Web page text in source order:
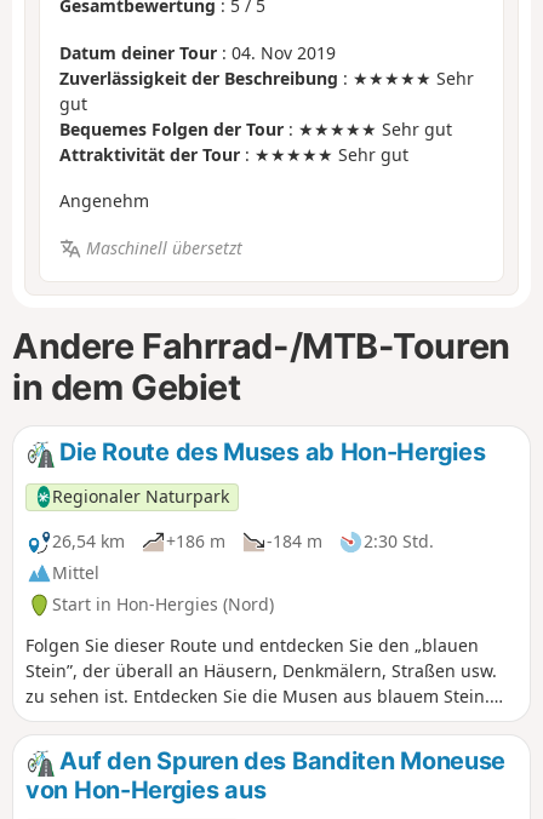
Gesamtbewertung : 5 / 5
Datum deiner Tour : 04. Nov 2019
Zuverlässigkeit der Beschreibung : ★★★★★ Sehr
gut
Bequemes Folgen der Tour : ★★★★★ Sehr gut
Attraktivität der Tour : ★★★★★ Sehr gut
Angenehm
Maschinell übersetzt
Andere Fahrrad-/MTB-Touren
in dem Gebiet
Die Route des Muses ab Hon-Hergies
Regionaler Naturpark
26,54 km
+186 m -184 m
2:30 Std.
Mittel
Start in Hon-Hergies (Nord)
Folgen Sie dieser Route und entdecken Sie den „blauen
Stein”, der überall an Häusern, Denkmälern, Straßen usw.
zu sehen ist. Entdecken Sie die Musen aus blauem Stein.
Diese Tour verläuft größtenteils auf dem Radwegenetz
„Réseau points nœuds vélo”.
Auf den Spuren des Banditen Moneuse
von Hon-Hergies aus